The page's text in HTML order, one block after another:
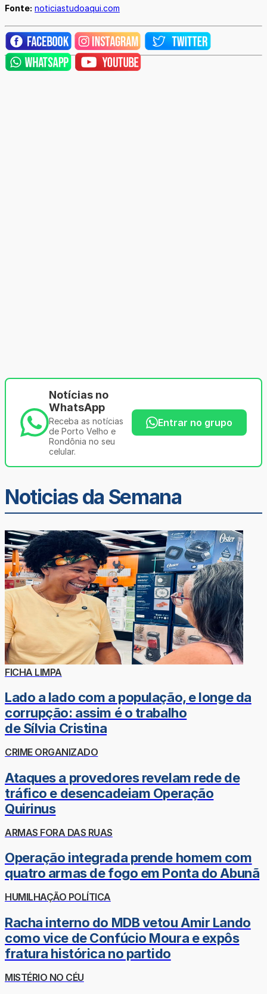
Fonte: noticiastudoaqui.com
Notícias no
WhatsApp
Receba as notícias
de Porto Velho e
Rondônia no seu
celular.
Entrar no grupo
Noticias da Semana
FICHA LIMPA
Lado a lado com a população, e longe da
corrupção: assim é o trabalho
de Sílvia Cristina
CRIME ORGANIZADO
Ataques a provedores revelam rede de
tráfico e desencadeiam Operação
Quirinus
ARMAS FORA DAS RUAS
Operação integrada prende homem com
quatro armas de fogo em Ponta do Abunã
HUMILHAÇÃO POLÍTICA
Racha interno do MDB vetou Amir Lando
como vice de Confúcio Moura e expôs
fratura histórica no partido
MISTÉRIO NO CÉU